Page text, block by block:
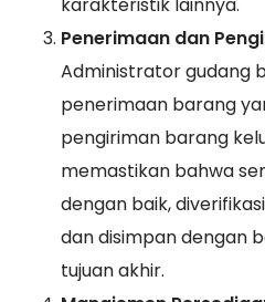
karakteristik lainnya.
Penerimaan dan
Administrator gudang
penerimaan barang
pengiriman barang
memastikan bahwa
dengan baik,
dan disimpan dengan
tujuan akhir.